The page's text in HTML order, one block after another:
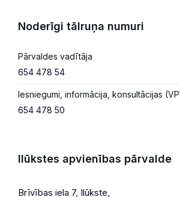
Noderīgi tālruņa numuri
Pārvaldes vadītāja
654 478 54
Iesniegumi, informācija, konsultācijas
654 478 50
Ilūkstes apvienības pārvalde
Brīvības iela 7, Ilūkste,